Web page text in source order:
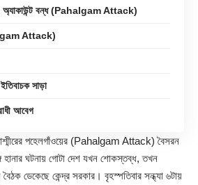
X অ্যাকাউন্ট বন্ধ (Pahalgam Attack)
Attack)
সাড়া
আবেগ
পহেলগাঁওয়ের (Pahalgam Attack) বৈসরন
হানার ঘটনায় গোটা দেশ যখন শোকস্তব্ধ, তখন
বৈঠক ডেকেছে কেন্দ্র সরকার। বৃহস্পতিবার সন্ধ্যা ৬টায়